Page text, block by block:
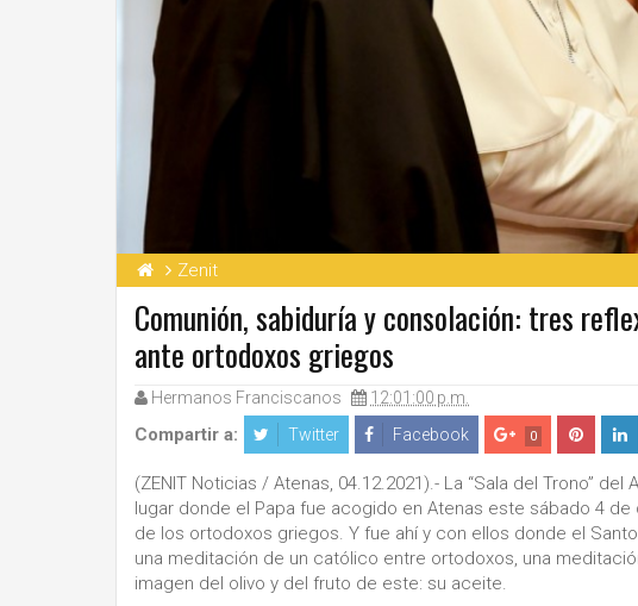
Zenit
Comunión, sabiduría y consolación: tres
ante ortodoxos griegos
Hermanos Franciscanos 12:01:00 p.m.
Compartir a: Twitter Facebook 0
(ZENIT Noticias / Atenas, 04.12.2021).- La “Sala del Trono”
lugar donde el Papa fue acogido en Atenas este sábado 4
de los ortodoxos griegos. Y fue ahí y con ellos donde el
una meditación de un católico entre ortodoxos, una
imagen del olivo y del fruto de este: su aceite.